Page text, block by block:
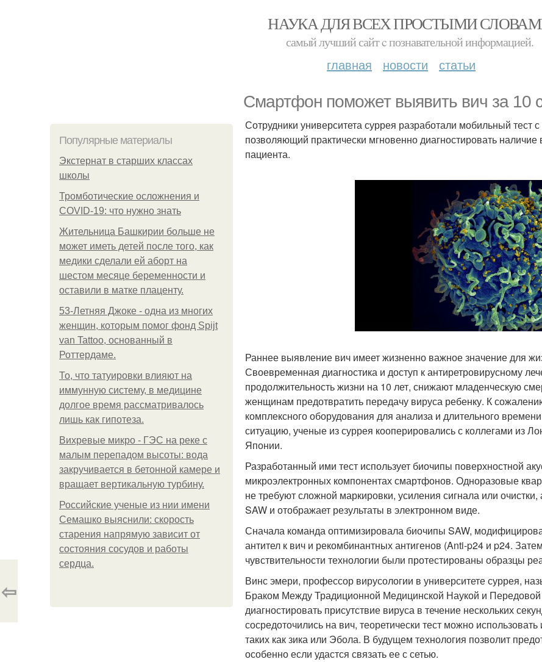
НАУКА ДЛЯ ВСЕХ ПРОСТЫМИ
самый лучший сайт c познавательной информацией.
главная новости статьи
Смартфон поможет выявить вич за 10
Популярные материалы
Экстернат в старших классах
школы
Тромботические осложнения и
COVID-19: что нужно знать
Жительница Башкирии больше не
может иметь детей после того, как
медики сделали ей аборт на
шестом месяце беременности и
оставили в матке плаценту.
53-Летняя Джоке - одна из многих
женщин, которым помог фонд Spijt
van Tattoo, основанный в
Роттердаме.
То, что татуировки влияют на
иммунную систему, в медицине
долгое время рассматривалось
лишь как гипотеза.
Вихревые микро - ГЭС на реке с
малым перепадом высоты: вода
закручивается в бетонной камере и
вращает вертикальную турбину.
Российские ученые из нии имени
Семашко выяснили: скорость
старения напрямую зависит от
состояния сосудов и работы
сердца.
Сотрудники университета суррея разработали мобильный тест
позволяющий практически мгновенно диагностировать наличие
пациента.
Раннее выявление вич имеет жизненно важное значение для
Своевременная диагностика и доступ к антиретровирусному
продолжительность жизни на 10 лет, снижают младенческую
женщинам предотвратить передачу вируса ребенку. К
комплексного оборудования для анализа и длительного
ситуацию, ученые из суррея кооперировались с коллегами из
Японии.
Разработанный ими тест использует биочипы поверхностной
микроэлектронных компонентах смартфонов. Одноразовые
не требуют сложной маркировки, усиления сигнала или
SAW и отображает результаты в электронном виде.
Сначала команда оптимизировала биочипы SAW,
антител к вич и рекомбинантных антигенов (Anti-p24 и p24.
чувствительности технологии были протестированы образцы
Винс эмери, профессор вирусологии в университете суррея,
Браком Между Традиционной Медицинской Наукой и
диагностировать присутствие вируса в течение нескольких
сосредоточились на вич, теоретически тест можно
таких как зика или Эбола. В будущем технология позволит
особенно если удастся связать ее с сетью.
⇦